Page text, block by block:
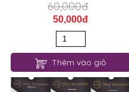
60,000đ
50,000đ
Thêm vào giỏ